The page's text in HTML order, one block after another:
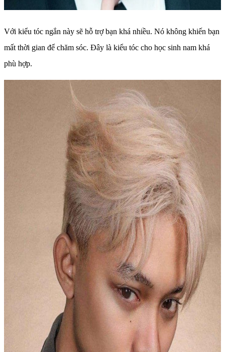
Với kiểu tóc ngắn này sẽ hỗ trợ bạn khá nhiều. Nó không khiến bạn
mất thời gian để chăm sóc. Đây là kiểu tóc cho học sinh nam khá
phù hợp.